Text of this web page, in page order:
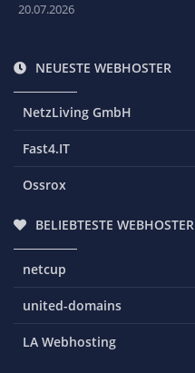
20.07.2026
NEUESTE WEBHOSTER
NetzLiving GmbH
Fast4.IT
Ossrox
BELIEBTESTE WEBHOSTER
netcup
united-domains
LA Webhosting